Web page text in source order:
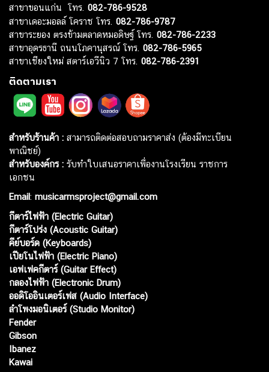
สาขาขอนแก่น โทร. 082-786-9528
สาขาเดอะมอลล์ โคราช โทร. 082-786-9787
สาขาระยอง ตรงข้ามตลาดหมอดิษฐ์ โทร. 082-786-2233
สาขาอุดรธานี ถนนโภคานุสรณ์ โทร. 082-786-5965
สาขาเชียงใหม่ สตาร์เอวีนิว 7 โทร. 082-786-2391
ติดตามเรา
สำหรับร้านค้า : สามารถติดต่อสอบถามราคาส่ง (ต้องมีทะเบียน
พาณิชย์)
สำหรับองค์กร : รับทำใบเสนอราคาเพื่องานโรงเรียน ราชการ
เอกชน
Email: musicarmsproject@gmail.com
กีตาร์ไฟฟ้า (Electric Guitar)
กีตาร์โปร่ง (Acoustic Guitar)
คีย์บอร์ด (Keyboards)
เปียโนไฟฟ้า (Electric Piano)
เอฟเฟคกีตาร์ (Guitar Effect)
กลองไฟฟ้า (Electronic Drum)
ออดิโออินเตอร์เฟส (Audio Interface)
ลำโพงมอนิเตอร์ (Studio Monitor)
Fender
Gibson
Ibanez
Kawai